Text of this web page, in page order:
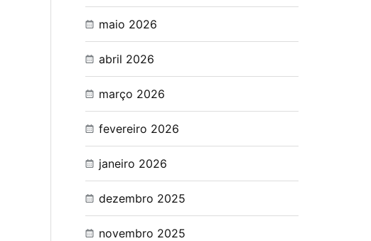
maio 2026
abril 2026
março 2026
fevereiro 2026
janeiro 2026
dezembro 2025
novembro 2025